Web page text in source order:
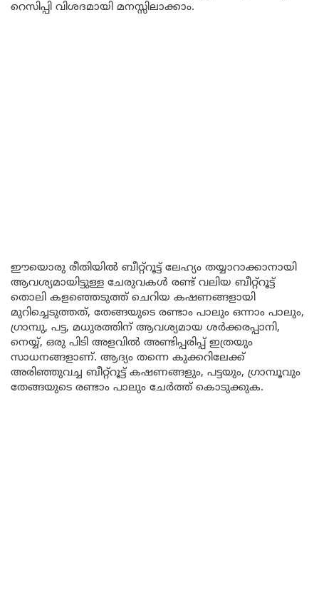
റെസിപ്പി വിശദമായി മനസ്സിലാക്കാം.
ഈയൊരു രീതിയിൽ ബീറ്റ്റൂട്ട് ലേഹ്യം തയ്യാറാക്കാനായി
ആവശ്യമായിട്ടുള്ള ചേരുവകൾ രണ്ട് വലിയ ബീറ്റ്റൂട്ട്
തൊലി കളഞ്ഞെടുത്ത് ചെറിയ കഷണങ്ങളായി
മുറിച്ചെടുത്തത്, തേങ്ങയുടെ രണ്ടാം പാലും ഒന്നാം പാലും,
ഗ്രാമ്പു, പട്ട, മധുരത്തിന് ആവശ്യമായ ശർക്കരപ്പാനി,
നെയ്യ്, ഒരു പിടി അളവിൽ അണ്ടിപ്പരിപ്പ് ഇത്രയും
സാധനങ്ങളാണ്. ആദ്യം തന്നെ കുക്കറിലേക്ക്
അരിഞ്ഞുവച്ച ബീറ്റ്റൂട്ട് കഷണങ്ങളും, പട്ടയും, ഗ്രാമ്പൂവും
തേങ്ങയുടെ രണ്ടാം പാലും ചേർത്ത് കൊടുക്കുക.